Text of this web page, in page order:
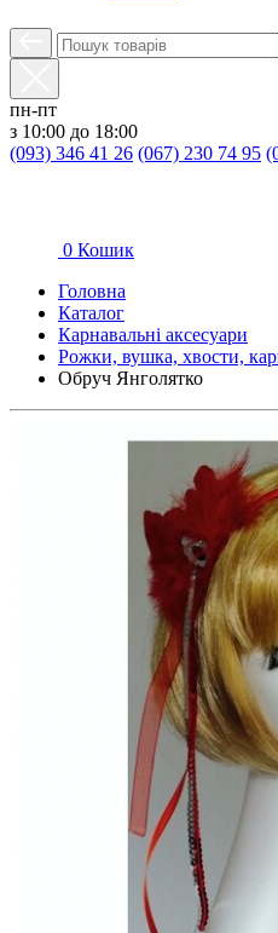
пн-пт
з 10:00 до 18:00
(093) 346 41 26 (067) 230 74 95
0 Кошик
Головна
Каталог
Карнавальні аксесуари
Рожки, вушка, хвости,
Обруч Янголятко